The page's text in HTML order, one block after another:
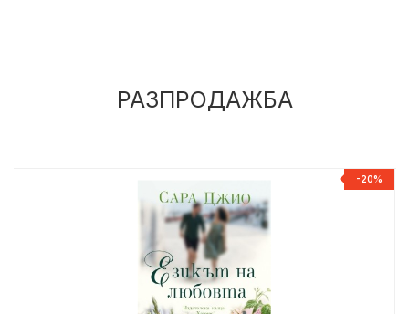
РАЗПРОДАЖБА
-20%